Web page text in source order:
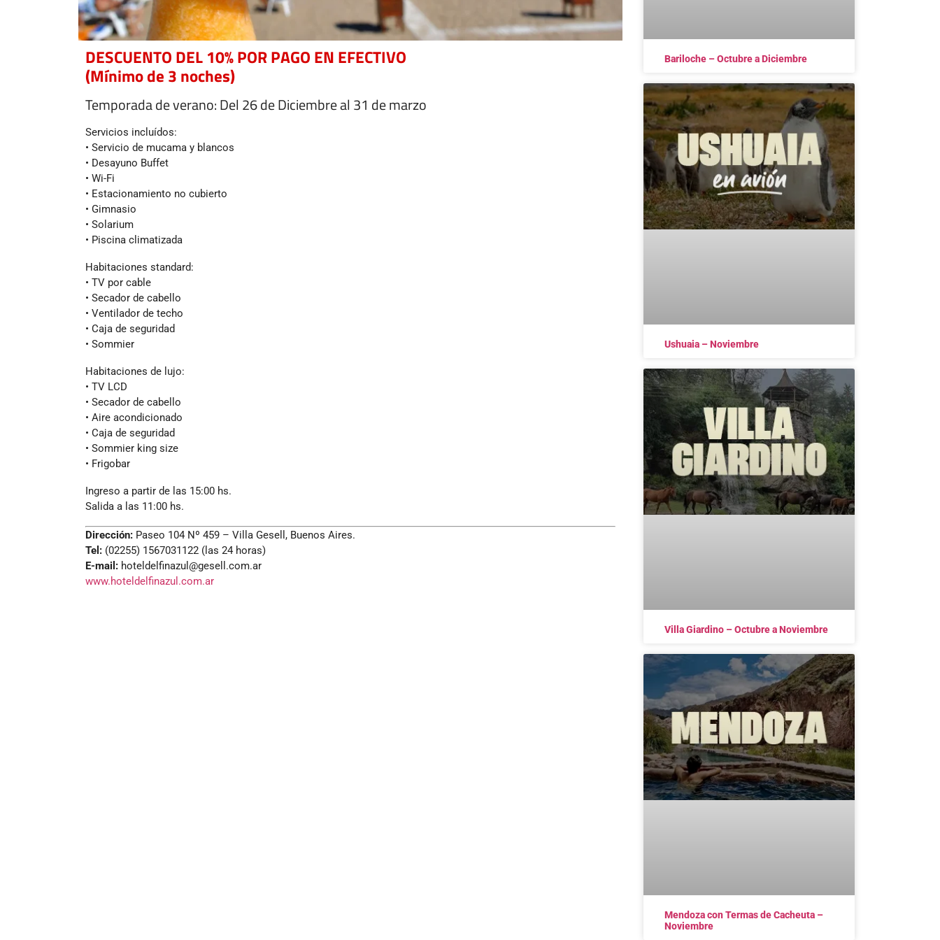
DESCUENTO DEL 10% POR PAGO EN EFECTIVO
(Mínimo de 3 noches)
Temporada de verano: Del 26 de Diciembre al 31 de marzo
Servicios incluídos:
• Servicio de mucama y blancos
• Desayuno Buffet
• Wi-Fi
• Estacionamiento no cubierto
• Gimnasio
• Solarium
• Piscina climatizada
Habitaciones standard:
• TV por cable
• Secador de cabello
• Ventilador de techo
• Caja de seguridad
• Sommier
Habitaciones de lujo:
• TV LCD
• Secador de cabello
• Aire acondicionado
• Caja de seguridad
• Sommier king size
• Frigobar
Ingreso a partir de las 15:00 hs.
Salida a las 11:00 hs.
Dirección: Paseo 104 Nº 459 – Villa Gesell, Buenos Aires.
Tel: (02255) 1567031122 (las 24 horas)
E-mail: hoteldelfinazul@gesell.com.ar
www.hoteldelfinazul.com.ar
Bariloche – Octubre a Diciembre
Ushuaia – Noviembre
Villa Giardino – Octubre a Noviembre
Mendoza con Termas de Cacheuta –
Noviembre